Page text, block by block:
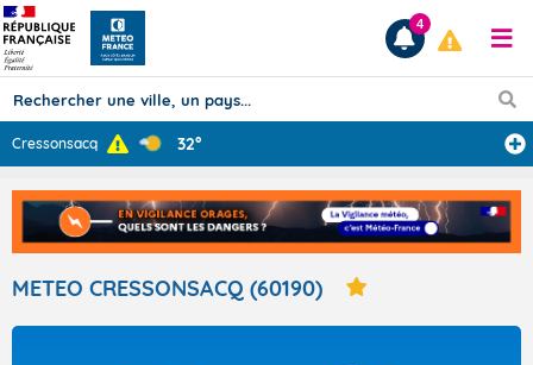
Prévisions
TOUS LES RÉSULTATS
Articles
4
Cressonsacq 32°
METEO CRESSONSACQ (60190)